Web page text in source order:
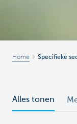
Home Specifieke
Alles tonen